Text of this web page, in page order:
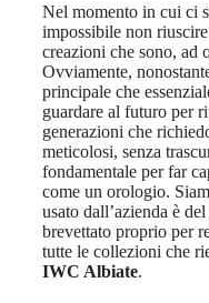
Nel momento in cui ci
impossibile non
creazioni che sono, ad
Ovviamente,
principale che
guardare al futuro per
generazioni che
meticolosi, senza
fondamentale per far
come un orologio.
usato dall’azienda è
brevettato proprio per
tutte le collezioni che
IWC Albiate.